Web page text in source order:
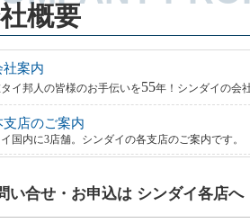
概要
社案内
イ邦人の皆様のお手伝いを55年！シンダイの会
支店のご案内
国内に3店舗。シンダイの各支店のご案内です。
い合せ・お申込は シンダイ各店へ